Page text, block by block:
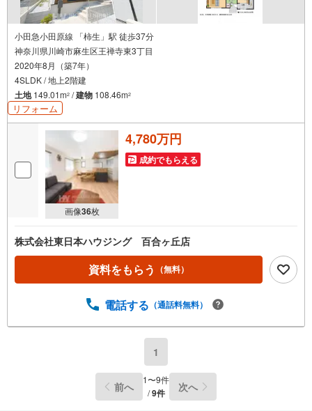
小田急小田原線 「柿生」駅 徒歩37分
神奈川県川崎市麻生区王禅寺東3丁目
2020年8月（築7年）
4SLDK / 地上2階建
土地149.01m2 /建物 108.46m2
リフォーム
画像36枚
4,780万円
成約でもらえる
株式会社東日本ハウジング 百合ヶ丘店
資料をもらう （無料）
電話する （通話料無料）
1
前へ 1〜9件
/9件 次へ